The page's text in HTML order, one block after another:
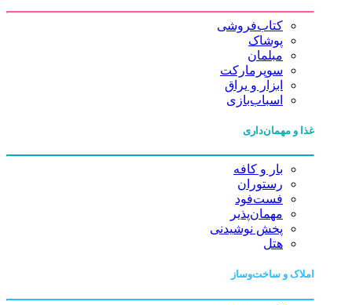
کتاب‌فروشی
پوشاک
مبلمان
سوپرمارکت
ابزار و یراق
اسباب‌بازی
غذا و مهمان‌داری
بار و کافه
رستوران
فست‌فود
مهمان‌پذیر
پخش نوشیدنی
هتل
املاک و ساخت‌وساز